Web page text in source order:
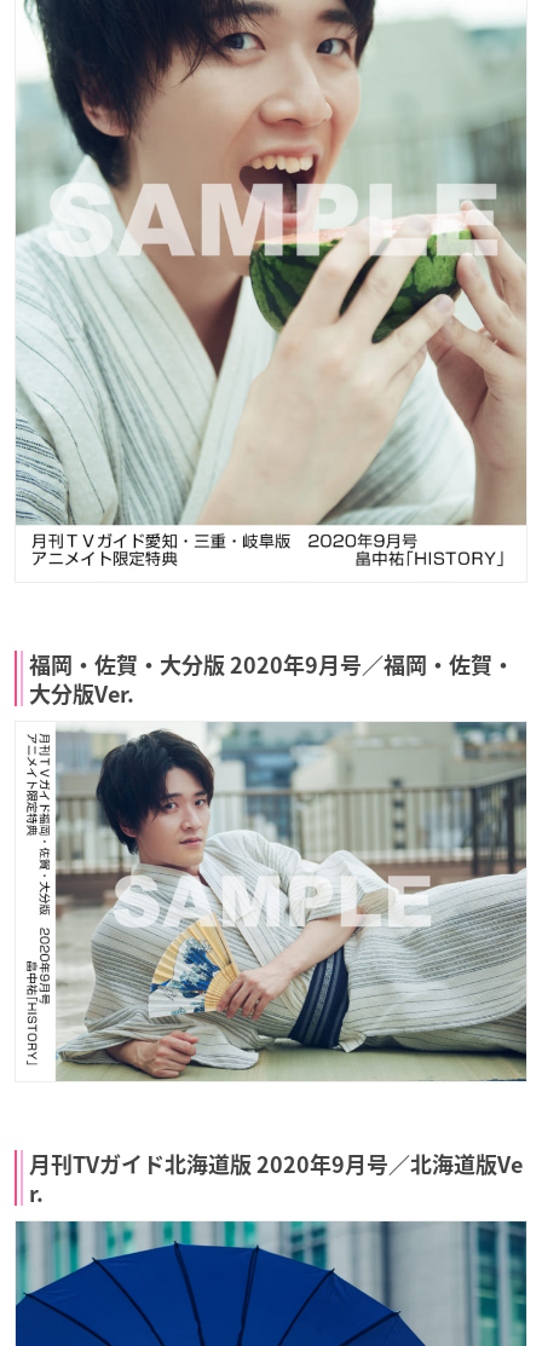
福岡・佐賀・大分版 2020年9月号／福岡・佐賀・
大分版Ver.
月刊TVガイド北海道版 2020年9月号／北海道版Ve
r.